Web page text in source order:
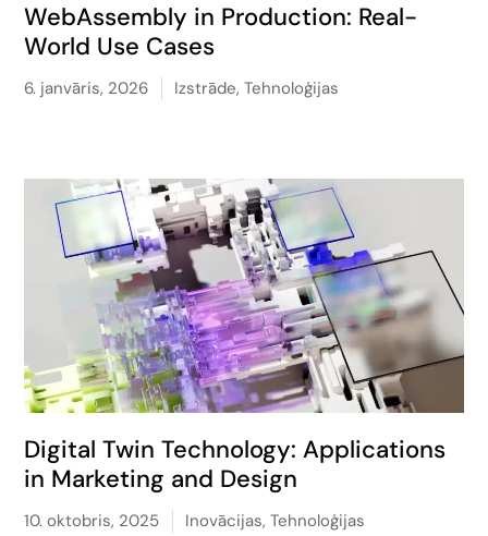
WebAssembly in Production: Real-
World Use Cases
6. janvāris, 2026 Izstrāde,Tehnoloģijas
Digital Twin Technology: Applications
in Marketing and Design
10. oktobris, 2025 Inovācijas,Tehnoloģijas